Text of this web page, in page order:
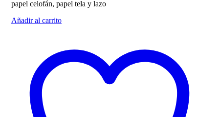
papel celofán, papel tela y lazo
Añadir al carrito